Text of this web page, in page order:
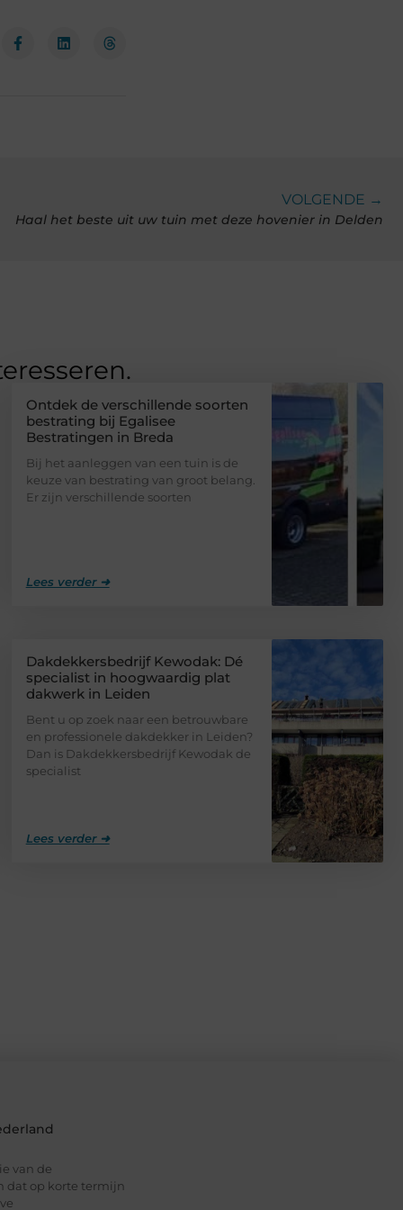
VOLGENDE →
Haal het beste uit uw tuin met deze hovenier in Delden
Ontdek de verschillende soorten
bestrating bij Egalisee
Bestratingen in Breda
Bij het aanleggen van een tuin is de
keuze van bestrating van groot belang.
Er zijn verschillende soorten
Lees verder ➜
Dakdekkersbedrijf Kewodak: Dé
specialist in hoogwaardig plat
dakwerk in Leiden
Bent u op zoek naar een betrouwbare
en professionele dakdekker in Leiden?
Dan is Dakdekkersbedrijf Kewodak de
specialist
Lees verder ➜
van de
dat op korte termijn